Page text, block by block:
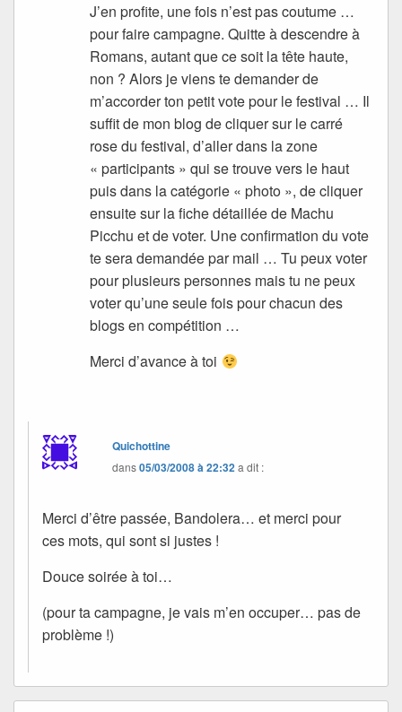
J’en profite, une fois n’est pas coutume …
pour faire campagne. Quitte à descendre à
Romans, autant que ce soit la tête haute,
non ? Alors je viens te demander de
m’accorder ton petit vote pour le festival … Il
suffit de mon blog de cliquer sur le carré
rose du festival, d’aller dans la zone
« participants » qui se trouve vers le haut
puis dans la catégorie « photo », de cliquer
ensuite sur la fiche détaillée de Machu
Picchu et de voter. Une confirmation du vote
te sera demandée par mail … Tu peux voter
pour plusieurs personnes mais tu ne peux
voter qu’une seule fois pour chacun des
blogs en compétition …
Merci d’avance à toi
Quichottine
dans05/03/2008 à 22:32a dit :
Merci d’être passée, Bandolera… et merci pour
ces mots, qui sont si justes !
Douce soirée à toi…
(pour ta campagne, je vais m’en occuper… pas de
problème !)